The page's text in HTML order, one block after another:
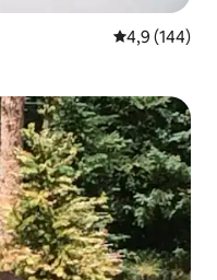
Średnia
4,9 (144)